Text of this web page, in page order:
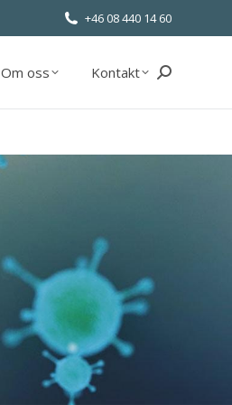
+46 08 440 14 60
Om oss Kontakt Sök:
Kontakt Sök: